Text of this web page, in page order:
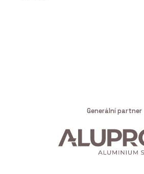
Generální partner